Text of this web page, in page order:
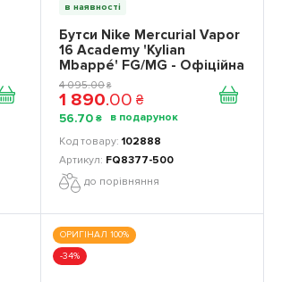
в наявності
Бутси Nike Mercurial Vapor
16 Academy 'Kylian
Mbappé' FG/MG - Офіційна
продукція
4 095.00 ₴
1 890.00 ₴
56.70 ₴
102888
FQ8377-500
до порівняння
ОРИГІНАЛ 100%
-34%